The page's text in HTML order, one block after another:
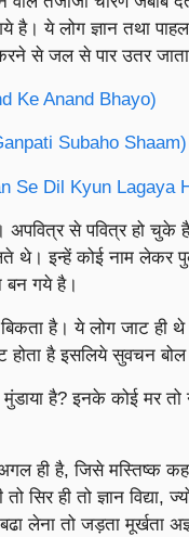
है। ये लोग ज्ञान तथा
से जल से पार उतर
Ke Anand Bhayo)
Subaho Shaam)
Se Dil Kyun Lagaya
से पवित्र हो चुके
थे। इन्हें कोई नाम लेकर
गये है।
है। ये लोग जाट ही
होता है इसलिये सुवचन
मुंडाया है? इनके कोई मर
ही है, जिसे मस्तिष्क
सिर ही तो ज्ञान
लेना तो जड़ता मूर्खता